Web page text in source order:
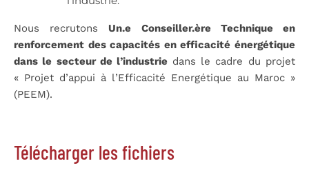
Nous recrutons Un.e Conseiller.ère Technique en
renforcement des capacités en efficacité énergétique
dans le secteur de l’industrie dans le cadre du projet
« Projet d’appui à l’Efficacité Energétique au Maroc »
(PEEM).
Télécharger les fichiers